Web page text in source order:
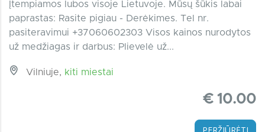
Įtempiamos lubos visoje Lietuvoje. Mūsų šūkis labai
paprastas: Rasite pigiau - Derėkimes. Tel nr.
pasiteravimui +37060602303 Visos kainos nurodytos
už medžiagas ir darbus: Plievelė už...
Vilniuje, kiti miestai
€ 10.00
PERŽIŪRĖTI